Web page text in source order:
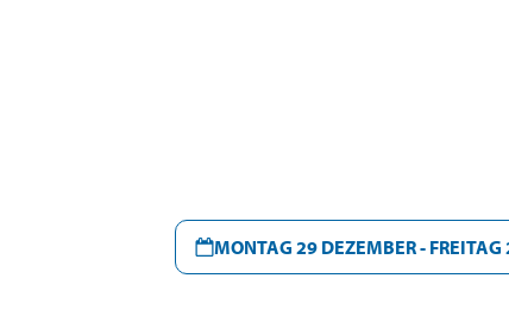
MONTAG 29 DEZEMBER -